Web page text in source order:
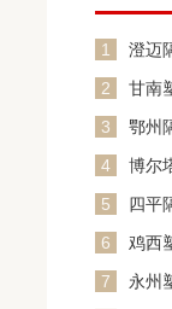
1
澄迈
2
甘南
3
鄂州
4
博尔
5
四平
6
鸡西
7
永州